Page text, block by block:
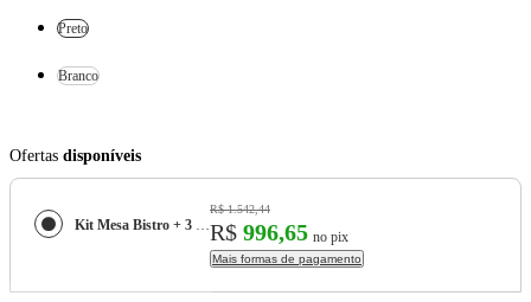
Preto
Branco
Ofertas disponíveis
Kit Mesa Bistro + 3 Banquetas Eiffel
R$ 1.542,44
R$ 996,65 no pix
Mais formas de pagamento